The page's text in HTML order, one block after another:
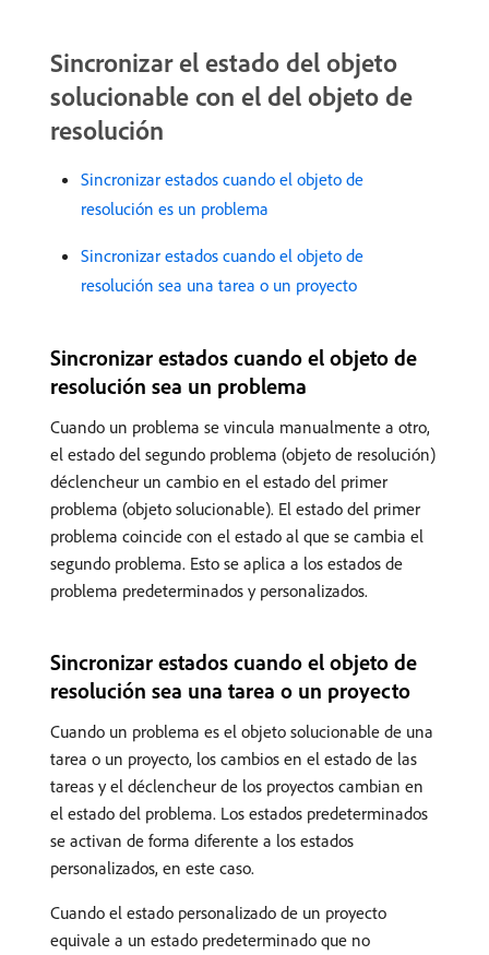
Sincronizar el estado del objeto
solucionable con el del objeto de
resolución
Sincronizar estados cuando el objeto de
resolución es un problema
Sincronizar estados cuando el objeto de
resolución sea una tarea o un proyecto
Sincronizar estados cuando el objeto de
resolución sea un problema
Cuando un problema se vincula manualmente a otro,
el estado del segundo problema (objeto de resolución)
déclencheur un cambio en el estado del primer
problema (objeto solucionable). El estado del primer
problema coincide con el estado al que se cambia el
segundo problema. Esto se aplica a los estados de
problema predeterminados y personalizados.
Sincronizar estados cuando el objeto de
resolución sea una tarea o un proyecto
Cuando un problema es el objeto solucionable de una
tarea o un proyecto, los cambios en el estado de las
tareas y el déclencheur de los proyectos cambian en
el estado del problema. Los estados predeterminados
se activan de forma diferente a los estados
personalizados, en este caso.
Cuando el estado personalizado de un proyecto
equivale a un estado predeterminado que no